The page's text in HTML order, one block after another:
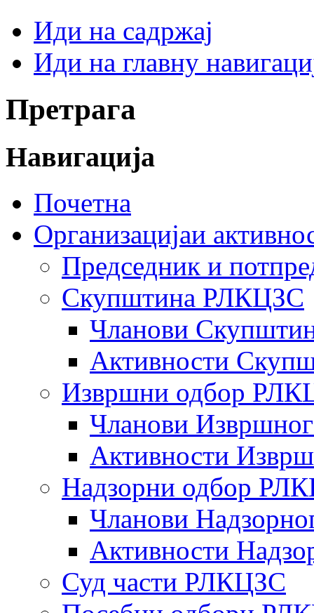
Иди на садржај
Иди на главну
Претрага
Навигација
Почетна
Организацијаи
Председник и
Скупштина РЛКЦЗС
Чланови
Активности
Извршни одбор
Чланови
Активности
Надзорни одбор
Чланови
Активности
Суд части РЛКЦЗС